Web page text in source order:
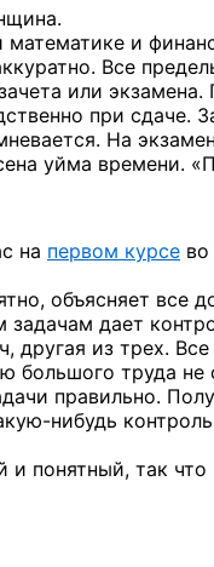
математике и
Все
или
при сдаче.
На
уйма времени.
на первом курсе
объясняет все
дает
другая из трех.
большого труда не
правильно.
нибудь
понятный, так